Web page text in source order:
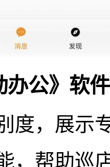
办公》软
度，展示
，帮助巡